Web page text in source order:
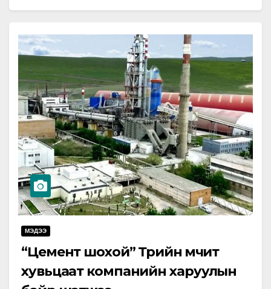
МЭДЭЭ
“Цемент шохой” Төрийн өмчит
хувьцаат компанийн харуулын